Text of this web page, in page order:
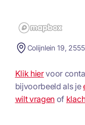
Klik hiervoor
bijvoorbeeld als je
wilt vragen of
Colijnlein 19,